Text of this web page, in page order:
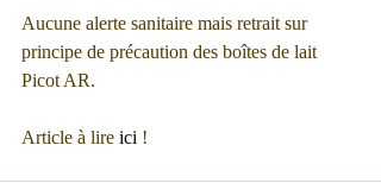
Aucune alerte sanitaire mais retrait sur
principe de précaution des boîtes de lait
Picot AR.
Article à lire ici !